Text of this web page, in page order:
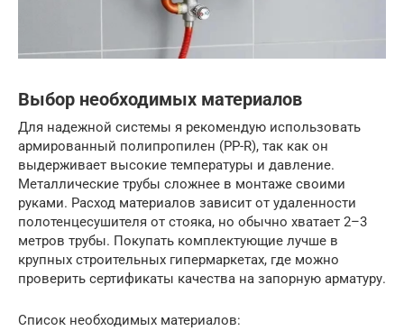
Выбор необходимых материалов
Для надежной системы я рекомендую использовать
армированный полипропилен (PP-R), так как он
выдерживает высокие температуры и давление.
Металлические трубы сложнее в монтаже своими
руками. Расход материалов зависит от удаленности
полотенцесушителя от стояка, но обычно хватает 2–3
метров трубы. Покупать комплектующие лучше в
крупных строительных гипермаркетах, где можно
проверить сертификаты качества на запорную арматуру.
Список необходимых материалов: